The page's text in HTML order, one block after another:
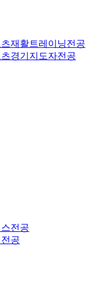
재활트레이닝전공
경기지도자전공
전공
공